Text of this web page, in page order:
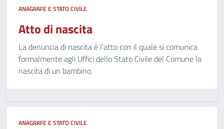
ANAGRAFE E STATO CIVILE
Atto di nascita
La denuncia di nascita è l'atto con il quale si comunica
formalmente agli Uffici dello Stato Civile del Comune la
nascita di un bambino.
ANAGRAFE E STATO CIVILE